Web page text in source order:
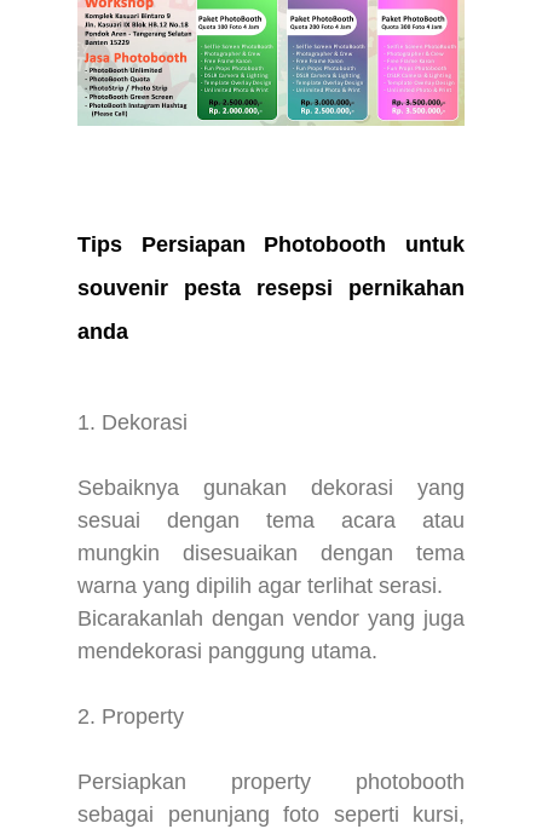
Tips Persiapan Photobooth untuk
souvenir pesta resepsi pernikahan
anda
1. Dekorasi
Sebaiknya gunakan dekorasi yang
sesuai dengan tema acara atau
mungkin disesuaikan dengan tema
warna yang dipilih agar terlihat serasi.
Bicarakanlah dengan vendor yang juga
mendekorasi panggung utama.
2. Property
Persiapkan property photobooth
sebagai penunjang foto seperti kursi,